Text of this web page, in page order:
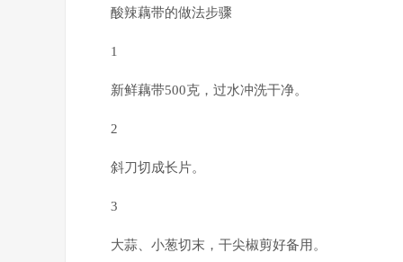
酸辣藕带的做法步骤
1
新鲜藕带500克，过水冲洗干净。
2
斜刀切成长片。
3
大蒜、小葱切末，干尖椒剪好备用。